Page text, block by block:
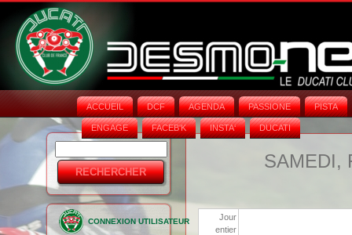
ACCUEIL DCF AGENDA PASSIONE PISTA
ENGAGE FACEB'K INSTA‘ DUCATI
Formulaire
de
recherche
CONNEXION UTILISATEUR
SAMEDI,
Jour
entier